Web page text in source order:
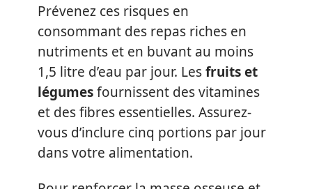
Prévenez ces risques en
consommant des repas riches en
nutriments et en buvant au moins
1,5 litre d’eau par jour. Lesfruits et
légumesfournissent des vitamines
et des fibres essentielles. Assurez-
vous d’inclure cinq portions par jour
dans votre alimentation.